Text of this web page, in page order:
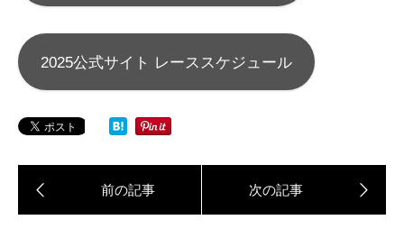
2025公式サイト レーススケジュール